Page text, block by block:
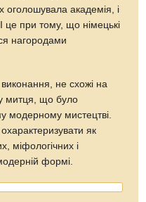
оголошувала академія, і
це при тому, що німецькі
нагородами
виконання, не схожі на
митця, що було
модерному мистецтві.
як
міфологічних і
формі.